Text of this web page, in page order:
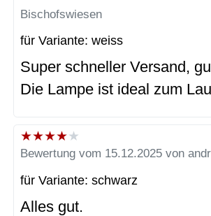
Bischofswiesen
für Variante: weiss
Super schneller Versand,
Die Lampe ist ideal zum
★★★★★
Bewertung vom 15.12.2025 von
für Variante: schwarz
Alles gut.